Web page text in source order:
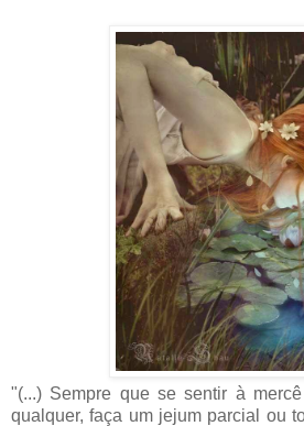
"(...) Sempre que se sentir à
qualquer, faça um jejum parcial ou